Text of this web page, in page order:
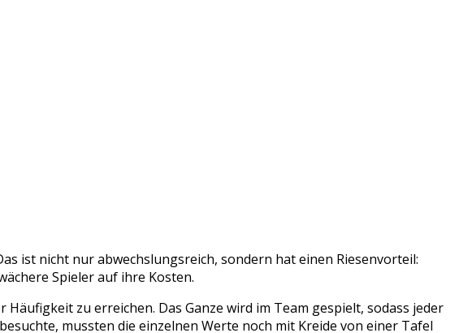
ist nicht nur abwechslungsreich, sondern hat einen Riesenvorteil:
Spieler auf ihre Kosten.
zu erreichen. Das Ganze wird im Team gespielt, sodass jeder
mussten die einzelnen Werte noch mit Kreide von einer Tafel